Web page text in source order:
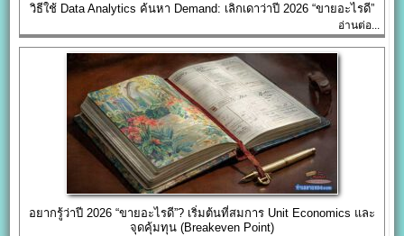
วิธีใช้ Data Analytics ค้นหา Demand: เลิกเดาว่าปี 2026 “ขายอะไรดี”
อ่านต่อ...
อยากรู้ว่าปี 2026 “ขายอะไรดี”? เริ่มต้นที่สมการ Unit Economics และ
จุดคุ้มทุน (Breakeven Point)